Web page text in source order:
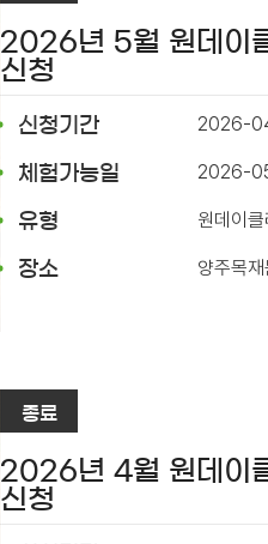
2026년 5월 원데이
신청
신청기간 2026-
체험가능일 2026-
유형 원데이
장소 양주목
종료
2026년 4월 원데이
신청